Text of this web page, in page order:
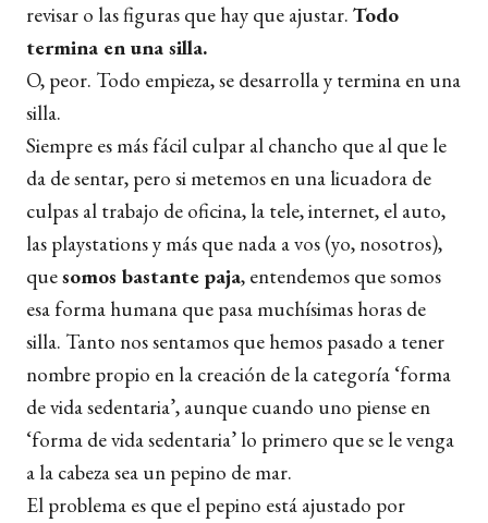
revisar o las figuras que hay que ajustar. Todo
termina en una silla.
O, peor. Todo empieza, se desarrolla y termina en una
silla.
Siempre es más fácil culpar al chancho que al que le
da de sentar, pero si metemos en una licuadora de
culpas al trabajo de oficina, la tele, internet, el auto,
las playstations y más que nada a vos (yo, nosotros),
quesomos bastante paja, entendemos que somos
esa forma humana que pasa muchísimas horas de
silla. Tanto nos sentamos que hemos pasado a tener
nombre propio en la creación de la categoría ‘forma
de vida sedentaria’, aunque cuando uno piense en
‘forma de vida sedentaria’ lo primero que se le venga
a la cabeza sea un pepino de mar.
El problema es que el pepino está ajustado por